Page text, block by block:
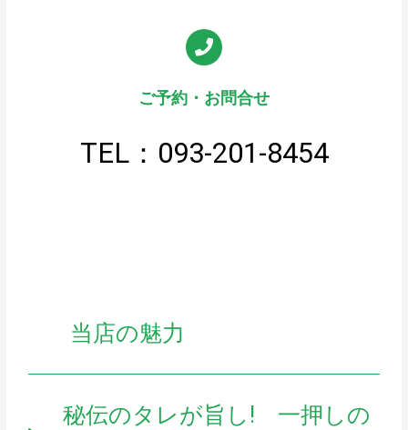
ご予約・お問合せ
TEL：093-201-8454
当店の魅力
秘伝のタレが旨し! 一押しの